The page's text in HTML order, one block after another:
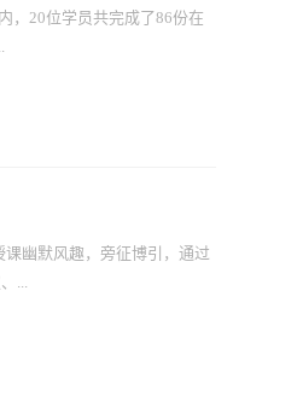
，20位学员共完成了86份在
幽默风趣，旁征博引，通过
...